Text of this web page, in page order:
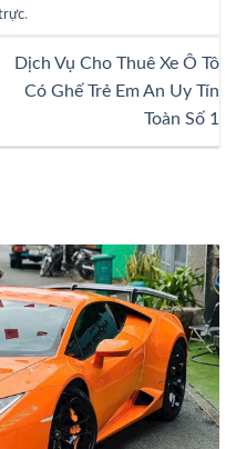
.
Dịch Vụ Cho Thuê Xe Ô Tô
Có Ghế Trẻ Em An Uy Tín
Toàn Số 1